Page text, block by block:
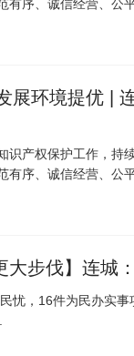
有序、诚信经营、公
展环境提优 |
识产权保护工作，持
有序、诚信经营、公
大步伐】连城
忧，16件为民办实